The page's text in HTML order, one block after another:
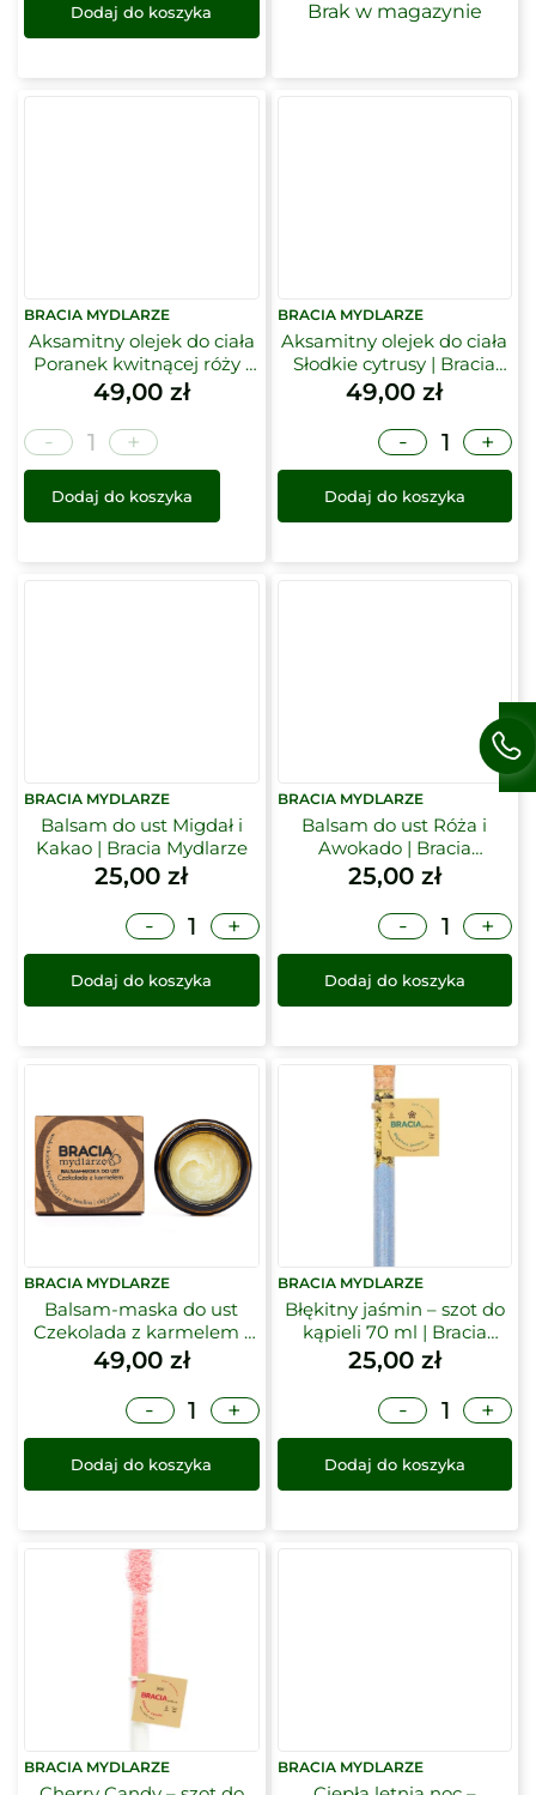
Dodaj do koszyka Brak w magazynie
BRACIA MYDLARZE
Aksamitny olejek do ciała
Poranek kwitnącej róży |
Bracia Mydlarze
49,00 zł
-
+
Dodaj do koszyka
BRACIA MYDLARZE
Aksamitny olejek do ciała
Słodkie cytrusy | Bracia
Mydlarze
49,00zł
-
+
Dodaj do koszyka
BRACIA MYDLARZE
Balsam do ust Migdał i
Kakao | Bracia Mydlarze
25,00zł
-
+
Dodaj do koszyka
BRACIA MYDLARZE
Balsam do ust Róża i
Awokado | Bracia
Mydlarze
25,00 zł
-
+
Dodaj do koszyka
BRACIA MYDLARZE
Balsam-maska do ust
Czekolada z karmelem |
Bracia Mydlarze
49,00 zł
-
+
Dodaj do koszyka
BRACIA MYDLARZE
Błękitny jaśmin – szot do
kąpieli 70 ml | Bracia
Mydlarze
25,00 zł
-
+
Dodaj do koszyka
BRACIA MYDLARZE BRACIA MYDLARZE